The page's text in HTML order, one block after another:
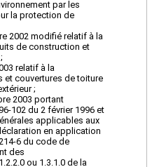
par les
la protection de
2002 modifié relatif à la
de construction et
relatif à la
et couvertures de toiture
;
2003 portant
102 du 2 février 1996 et
applicables aux
en application
6 du code de
des
ou 1.3.1.0 de la